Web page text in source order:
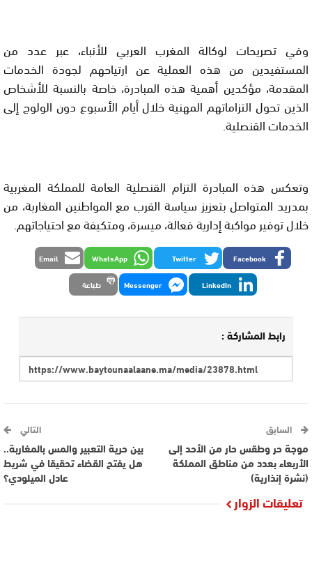
وفي تصريحات لوكالة المغرب العربي للأنباء، عبر عدد من
المستفيدين من هذه العملية عن ارتياحهم لجودة الخدمات
المقدمة، مؤكدين أهمية هذه المبادرة، خاصة بالنسبة للأشخاص
الذين تحول التزاماتهم المهنية خلال أيام الأسبوع دون الولوج إلى
الخدمات القنصلية.
وتعكس هذه المبادرة التزام القنصلية العامة للمملكة المغربية
بمدريد المتواصل بتعزيز سياسة القرب مع المواطنين المغاربة، من
خلال توفير مواكبة إدارية فعالة، ميسرة، ومتكيفة مع احتياجاتهم.
Facebook
Twitter
WhatsApp
Email
LinkedIn
Messenger طباعة
رابط المشاركة :
السابق
موجة حر وطقس حار من الأحد إلى
الأربعاء بعدد من مناطق المملكة
(نشرة إنذارية)
التالي
بين حرية التعبير والمس بالمغاربة..
هل يفتح القضاء تحقيقا في شريط
عادل الميلودي؟
تعليقات الزوار